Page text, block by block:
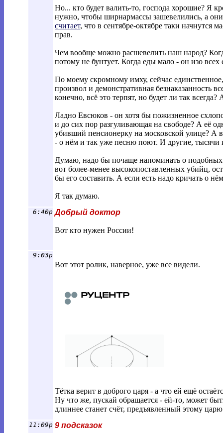
Но... кто будет валить-то, господа хорошие? Я
нужно, чтобы ширнармассы зашевелились, а
считает, что в сентябре-октябре таки начнутся
прав.
Чем вообще можно расшевелить наш народ?
потому не бунтует. Когда еды мало - он изо
По моему скромному имху, сейчас
произвол и демонстративная безнаказанность
конечно, всё это терпят, но будет ли так
Ладно Евсюков - он хотя бы пожизненное
и до сих пор разгуливающая на свободе? А её
убивший пенсионерку на московской улице? А
- о нём и так уже песню поют. И другие, тысячи
Думаю, надо бы почаще напоминать о подобных
вот более-менее высокопоставленных убийц,
бы его составить. А если есть надо кричать о
Я так думаю.
6:40p Добрый доктор
Вот кто нужен России!
9:03p
Вот этот ролик, наверное, уже все видели.
Тётка верит в доброго царя - а что ей ещё
Ну что же, пускай обращается - ей-то, может
длиннее станет счёт, предъявленный этому
11:09p 9 подсказок